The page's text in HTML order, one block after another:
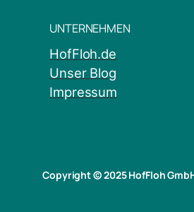
UNTERNEHMEN
HofFloh.de
Unser Blog
Impressum
Copyright © 2025 HofFloh